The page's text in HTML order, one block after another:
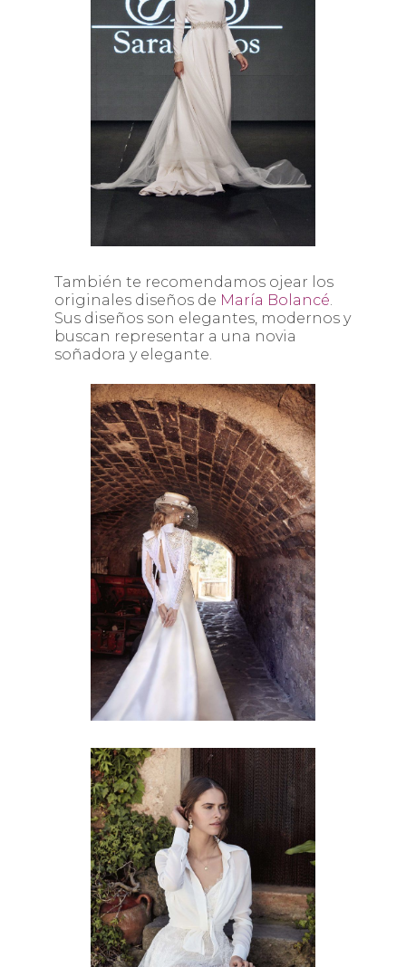
También te recomendamos ojear los
originales diseños de María Bolancé
Sus diseños son elegantes, modernos y
buscan representar a una novia
soñadora y elegante.